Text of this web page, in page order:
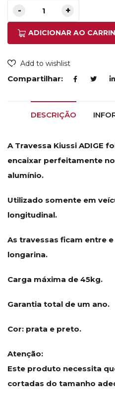
ADICIONAR AO
Add to wishlist
Compartilhar:
DESCRIÇÃO
A Travessa Kiussi ADIGE
encaixar perfeitamente
alumínio.
Utilizado somente em
longitudinal.
As travessas ficam entre
longarina.
Carga máxima de 45kg.
Garantia total de um ano.
Cor: prata e preto.
Atenção:
Este produto necessita
cortadas do tamanho